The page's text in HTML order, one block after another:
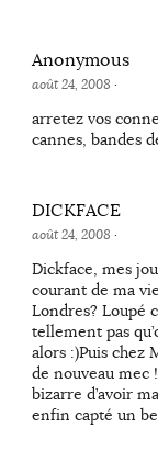
Anonymous
août 24, 2008 ·
arretez vos
cannes, bandes
DICKFACE
août 24, 2008 ·
Dickface, mes
courant de ma
Londres? Loupé
tellement pas
alors :)Puis chez
de nouveau mec
bizarre d’avoir
enfin capté un